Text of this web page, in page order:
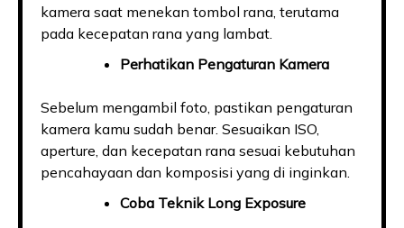
kamera saat menekan tombol rana, terutama
pada kecepatan rana yang lambat.
Perhatikan Pengaturan Kamera
Sebelum mengambil foto, pastikan pengaturan
kamera kamu sudah benar. Sesuaikan ISO,
aperture, dan kecepatan rana sesuai kebutuhan
pencahayaan dan komposisi yang di inginkan.
Coba Teknik Long Exposure